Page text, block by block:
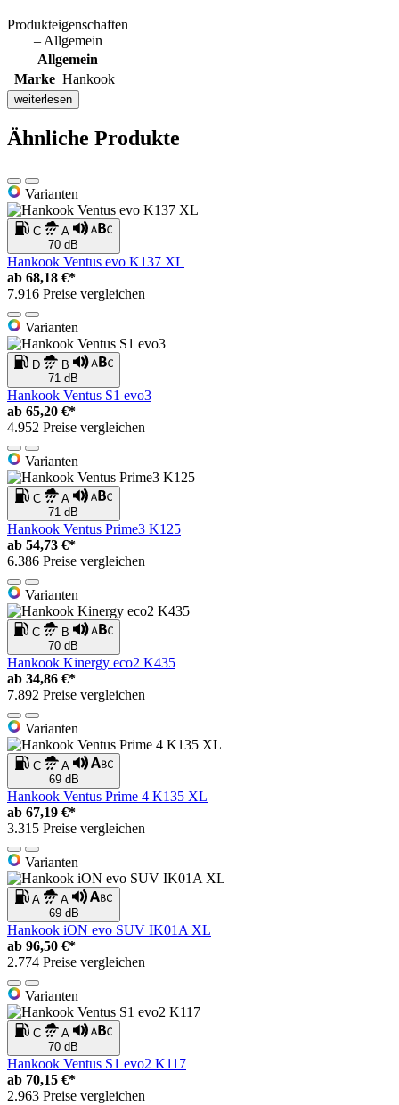
Produkteigenschaften
– Allgemein
Allgemein
Marke Hankook
weiterlesen
Ähnliche Produkte
Varianten
C
A
70 dB
Hankook Ventus evo K137 XL
ab 68,18 €*
7.916 Preise vergleichen
Varianten
D
B
71 dB
Hankook Ventus S1 evo3
ab 65,20 €*
4.952 Preise vergleichen
Varianten
C
A
71 dB
Hankook Ventus Prime3 K125
ab 54,73 €*
6.386 Preise vergleichen
Varianten
C
B
70 dB
Hankook Kinergy eco2 K435
ab 34,86 €*
7.892 Preise vergleichen
Varianten
C
A
69 dB
Hankook Ventus Prime 4 K135 XL
ab 67,19 €*
3.315 Preise vergleichen
Varianten
A
A
69 dB
Hankook iON evo SUV IK01A XL
ab 96,50 €*
2.774 Preise vergleichen
Varianten
C
A
70 dB
Hankook Ventus S1 evo2 K117
ab 70,15 €*
2.963 Preise vergleichen